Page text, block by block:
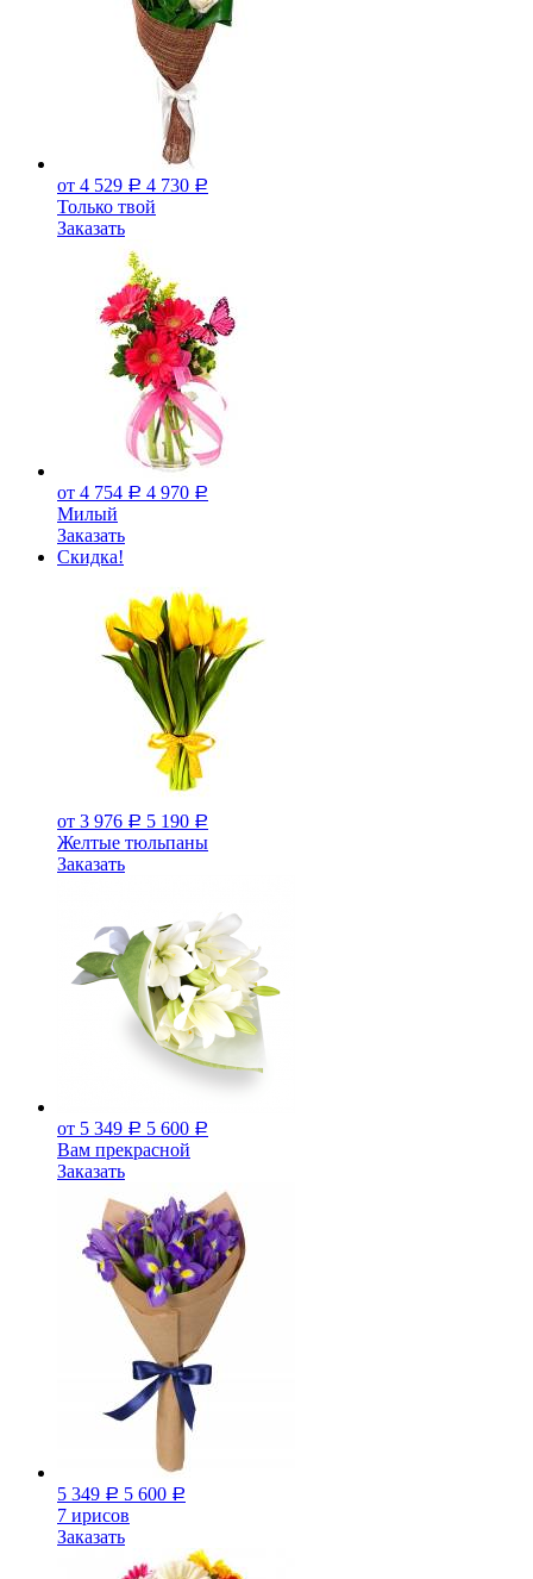
от 4 529 Р 4 730 Р
Только твой
Заказать
от 4 754 Р 4 970 Р
Милый
Заказать
Скидка!
от 3 976 Р 5 190 Р
Желтые тюльпаны
Заказать
от 5 349 Р 5 600 Р
Вам прекрасной
Заказать
5 349 Р 5 600 Р
7 ирисов
Заказать